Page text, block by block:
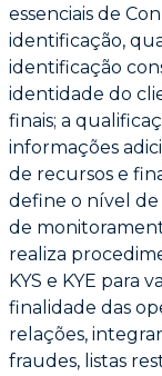
essenciais de
identificação,
identificação
identidade do
finais; a
informações
de recursos e
define o nível de
de
realiza
KYS e KYE para
finalidade das
relações,
fraudes, listas